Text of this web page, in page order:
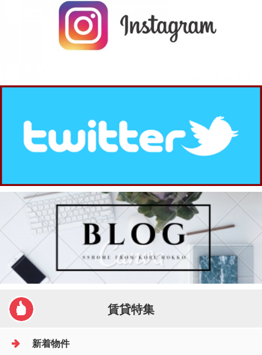
賃貸特集
新着物件